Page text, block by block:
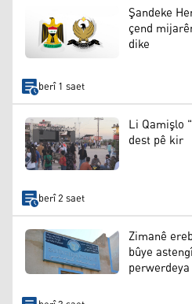
Şandeke
çend
dike
berî 1 saet
Li Qamişlo
dest pê kir
berî 2 saet
Zimanê
bûye